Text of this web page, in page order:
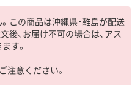
この商品は沖縄県・離島が配送
後、お届け不可の場合は、アス
す。
注意ください。